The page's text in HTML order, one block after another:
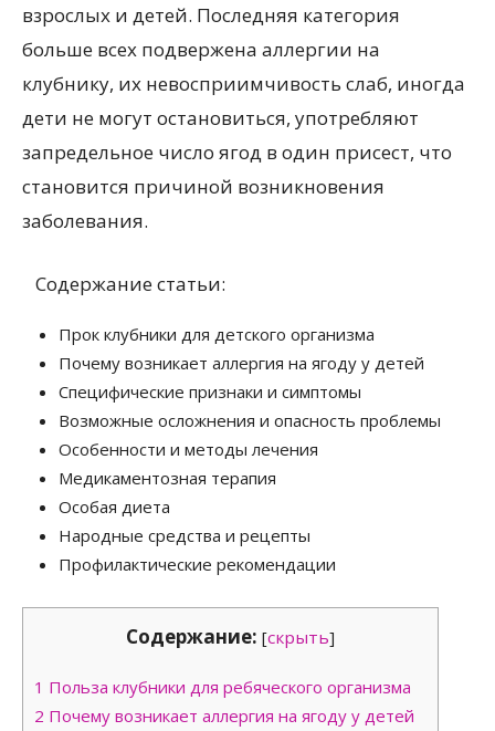
взрослых и детей. Последняя категория
больше всех подвержена аллергии на
клубнику, их невосприимчивость слаб, иногда
дети не могут остановиться, употребляют
запредельное число ягод в один присест, что
становится причиной возникновения
заболевания.
Содержание статьи:
Прок клубники для детского организма
Почему возникает аллергия на ягоду у детей
Специфические признаки и симптомы
Возможные осложнения и опасность проблемы
Особенности и методы лечения
Медикаментозная терапия
Особая диета
Народные средства и рецепты
Профилактические рекомендации
Содержание: [скрыть]
1 Польза клубники для ребяческого организма
2 Почему возникает аллергия на ягоду у детей